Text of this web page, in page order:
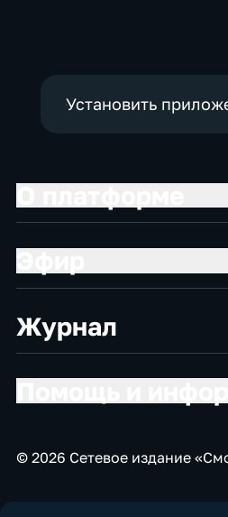
Установить
Журнал
© 2026 Сетевое издание